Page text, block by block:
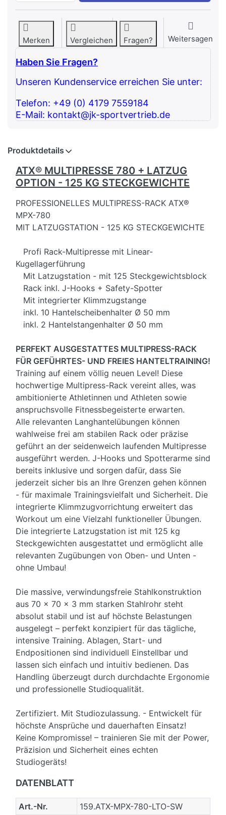
Merken Vergleichen Fragen? Weitersagen
Haben Sie Fragen?
Unseren Kundenservice erreichen Sie unter:
Telefon: +49 (0) 4179 7559184
E-Mail: kontakt@jk-sportvertrieb.de
Produktdetails
ATX® MULTIPRESSE 780 + LATZUG
OPTION - 125 KG STECKGEWICHTE
PROFESSIONELLES MULTIPRESS-RACK ATX®
MPX-780
MIT LATZUGSTATION - 125 KG STECKGEWICHTE
Profi Rack-Multipresse mit Linear-
Kugellagerführung
Mit Latzugstation - mit 125 Steckgewichtsblock
Rack inkl. J-Hooks + Safety-Spotter
Mit integrierter Klimmzugstange
inkl. 10 Hantelscheibenhalter Ø 50 mm
inkl. 2 Hantelstangenhalter Ø 50 mm
PERFEKT AUSGESTATTES MULTIPRESS-RACK
FÜR GEFÜHRTES- UND FREIES HANTELTRAINING!
Training auf einem völlig neuen Level! Diese
hochwertige Multipress-Rack vereint alles, was
ambitionierte Athletinnen und Athleten sowie
anspruchsvolle Fitnessbegeisterte erwarten.
Alle relevanten Langhantelübungen können
wahlweise frei am stabilen Rack oder präzise
geführt an der seidenweich laufenden Multipresse
ausgeführt werden. J-Hooks und Spotterarme sind
bereits inklusive und sorgen dafür, dass Sie
jederzeit sicher bis an Ihre Grenzen gehen können
- für maximale Trainingsvielfalt und Sicherheit. Die
integrierte Klimmzugvorrichtung erweitert das
Workout um eine Vielzahl funktioneller Übungen.
Die integrierte Latzugstation ist mit 125 kg
Steckgewichten ausgestattet und ermöglicht alle
relevanten Zugübungen von Oben- und Unten -
ohne Umbau!
Die massive, verwindungsfreie Stahlkonstruktion
aus 70 x 70 x 3 mm starken Stahlrohr steht
absolut stabil und ist auf höchste Belastungen
ausgelegt – perfekt konzipiert für das tägliche,
intensive Training. Ablagen, Start- und
Endpositionen sind individuell Einstellbar und
lassen sich einfach und intuitiv bedienen. Das
Handling überzeugt durch durchdachte Ergonomie
und professionelle Studioqualität.
Zertifiziert. Mit Studiozulassung. - Entwickelt für
höchste Ansprüche und dauerhaften Einsatz!
Keine Kompromisse! – trainieren Sie mit der Power,
Präzision und Sicherheit eines echten
Studiogeräts!
DATENBLATT
Art.-Nr. 159.ATX-MPX-780-LTO-SW